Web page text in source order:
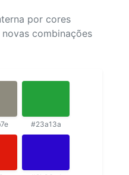
por cores
combinações
#23a13a